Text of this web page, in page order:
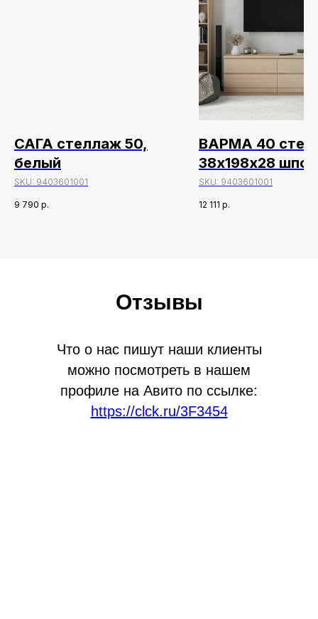
САГА стеллаж 50,
белый
SKU: 9403601001
9 790 р.
ВАРМА 40
38х198х28
беленый
SKU: 9403601001
12 111 р.
Что о нас пишут наши клиенты
можно посмотреть в нашем
профиле на Авито по ссылке:
https://clck.ru/3F3454
Отзывы